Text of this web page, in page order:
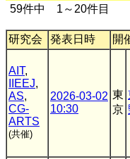
59件中 1～20件目
研究会 発表日時 開
AIT,
IIEEJ,
AS,
CG-
ARTS
(共催)
2026-03-02
10:30
東
京